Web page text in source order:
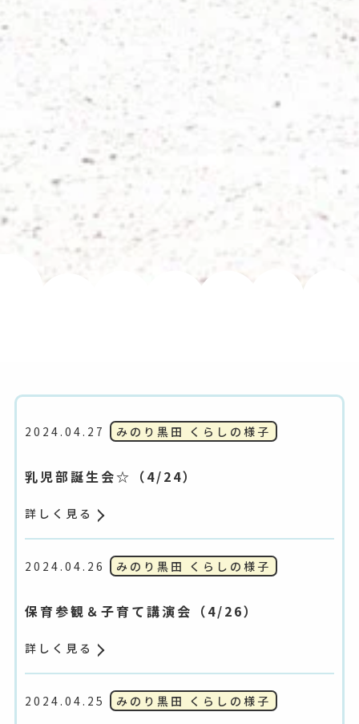
2024.04.27 みのり黒田 くらしの様子
乳児部誕生会☆（4/24）
詳しく見る
2024.04.26 みのり黒田 くらしの様子
保育参観＆子育て講演会（4/26）
詳しく見る
2024.04.25 みのり黒田 くらしの様子